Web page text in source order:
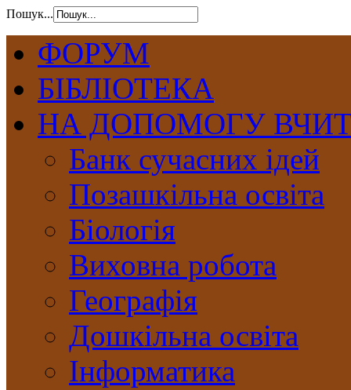
Пошук...
ФОРУМ
БІБЛІОТЕКА
НА ДОПОМОГУ
Банк сучасних ідей
Позашкільна освіта
Біологія
Виховна робота
Географія
Дошкільна освіта
Інформатика